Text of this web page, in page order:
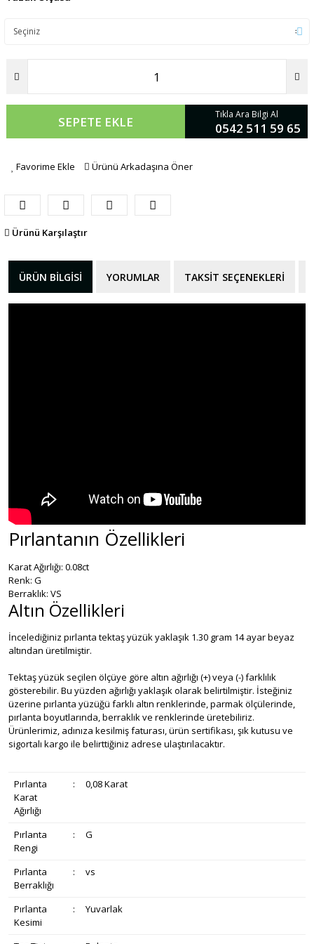
SEPETE EKLE Tıkla Ara Bilgi Al
0542 511 59 65
Favorime Ekle Ürünü Arkadaşına Öner
Ürünü Karşılaştır
ÜRÜN BILGISI YORUMLAR TAKSIT SEÇENEKLERI
Pırlantanın Özellikleri
Karat Ağırlığı: 0.08ct
Renk: G
Berraklık: VS
Altın Özellikleri
İncelediğiniz pırlanta tektaş yüzük yaklaşık 1.30 gram 14 ayar beyaz
altından üretilmiştir.
Tektaş yüzük seçilen ölçüye göre altın ağırlığı (+) veya (-) farklılık
gösterebilir. Bu yüzden ağırlığı yaklaşık olarak belirtilmiştir. İsteğiniz
üzerine pırlanta yüzüğü farklı altın renklerinde, parmak ölçülerinde,
pırlanta boyutlarında, berraklık ve renklerinde üretebiliriz.
Ürünlerimiz, adınıza kesilmiş faturası, ürün sertifikası, şık kutusu ve
sigortalı kargo ile belirttiğiniz adrese ulaştırılacaktır.
Pırlanta
Karat
Ağırlığı
: 0,08 Karat
Pırlanta
Rengi
: G
Pırlanta
Berraklığı
: vs
Pırlanta
Kesimi
: Yuvarlak